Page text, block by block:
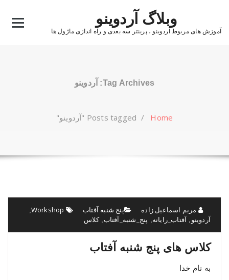
content
وبلاگ آردوینو
آموزش های مربوط آردوینو ، پرینتر سه بعدی و راه اندازی ماژول ها
Tag Archives: آردوینو
Home
/ Posts tagged "آردوینو"
مریم اسماعیل زاده پنج شنبه آفتاب Workshop
,
آردوینو , آفتاب_رایانه, پنج_شنبه_آفتاب,کلاس
کلاس های پنج شنبه آفتاب
به نام خدا